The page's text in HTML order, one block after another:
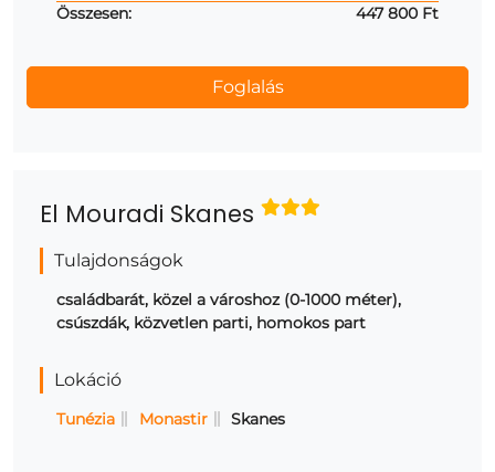
El Mouradi Skanes
Tulajdonságok
családbarát, közel a városhoz (0-1000 méter),
csúszdák, közvetlen parti, homokos part
Lokáció
Tunézia Monastir Skanes
Összesen:
447 800 Ft